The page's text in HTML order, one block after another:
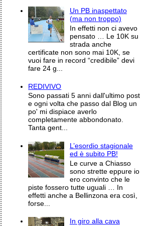
Un PB inaspettato
(ma non troppo)
In effetti non ci avevo
pensato … Le 10K su
strada anche
certificate non sono mai 10K, se
vuoi fare in record “credibile” devi
fare 24 g...
REDIVIVO
Sono passati 5 anni dall'ultimo post
e ogni volta che passo dal Blog un
po' mi dispiace averlo
completamente abbondonato.
Tanta gent...
L’esordio stagionale
ed è subito PB!
Le curve a Chiasso
sono strette eppure io
ero convinto che le
piste fossero tutte uguali … In
effetti anche a Bellinzona era così,
forse...
In giro alla cava